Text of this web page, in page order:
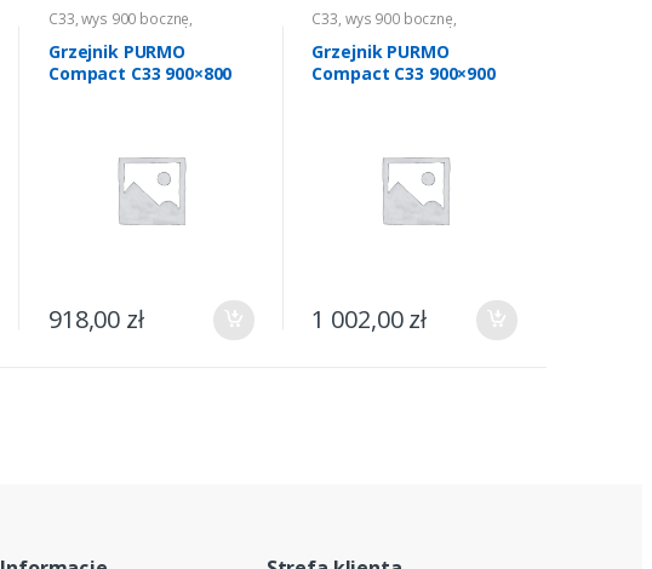
C33,wys 900 boczne,
Ogrzewanie Grzejniki CO
Grzejnik PURMO
Compact C33 900×800
918,00 zł
C33, wys 900 boczne,
Ogrzewanie Grzejniki CO
Grzejnik PURMO
Compact C33 900×900
1 002,00zł